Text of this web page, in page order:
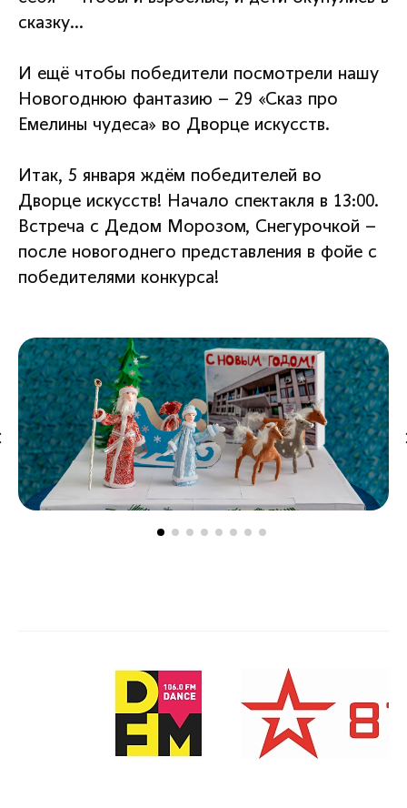
сказку…
И ещё чтобы победители посмотрели нашу
Новогоднюю фантазию – 29 «Сказ про
Емелины чудеса» во Дворце искусств.
Итак, 5 января ждём победителей во
Дворце искусств! Начало спектакля в 13:00.
Встреча с Дедом Морозом, Снегурочкой –
после новогоднего представления в фойе с
победителями конкурса!